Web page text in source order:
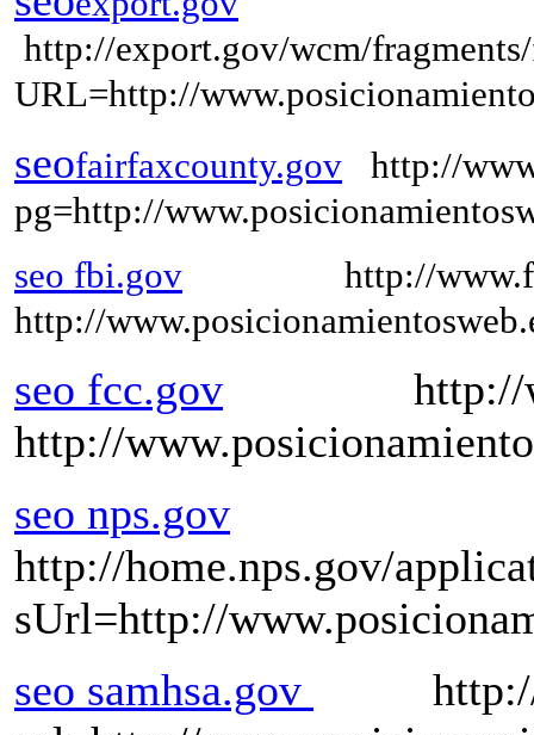
http://export.gov/wcm/
URL=http://
seofairfaxcounty.gov http://
pg=http://
seo fbi.gov http://
http://
seo fcc.gov http://
http://
seo nps.gov
http://home.nps.gov/
sUrl=http://
seo samhsa.gov
http://